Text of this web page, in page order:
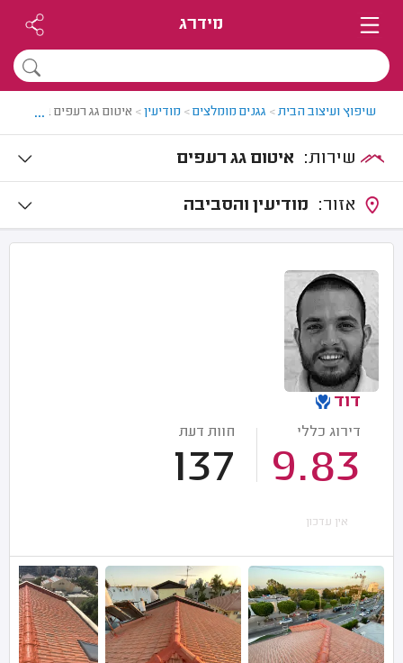
מידרג
שיפוץ ועיצוב הבית> גגנים מומלצים> מודיעין> איטום גג רעפים במודיעין
...
איטום גג רעפים
מודיעין והסביבה
דוד
דירוג כללי
9.83
חוות דעת
137
אין עדכון